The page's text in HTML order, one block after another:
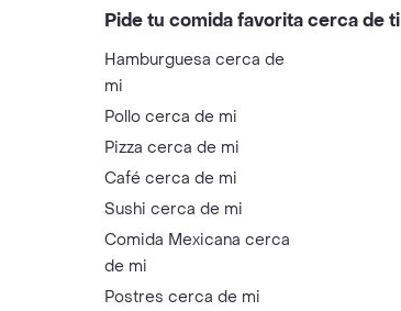
Pide tu comida favorita cerca de ti
Hamburguesa cerca de
mi
Pollo cerca de mi
Pizza cerca de mi
Café cerca de mi
Sushi cerca de mi
Comida Mexicana cerca
de mi
Postres cerca de mi